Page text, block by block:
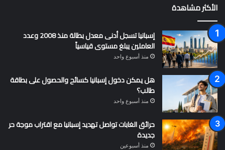
الأكثر مشاهدة
إسبانيا تسجل أدنى معدل بطالة منذ 2008 وعدد
العاملين يبلغ مستوى قياسياً
منذ أسبوع واحد
هل يمكن دخول إسبانيا كسائح والحصول على بطاقة
طالب؟
منذ أسبوع واحد
حرائق الغابات تواصل تهديد إسبانيا مع اقتراب موجة حر
جديدة
منذ أسبوعين